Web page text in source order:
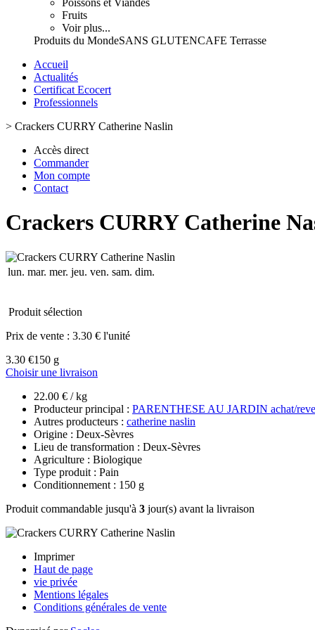
Poissons et Viandes
Fruits
Voir plus...
Produits du MondeSANS GLUTENCAFE Terrasse
Accueil
Actualités
Certificat Ecocert
Professionnels
> Crackers CURRY Catherine Naslin
Accès direct
Commander
Mon compte
Contact
Crackers CURRY Catherine
lun. mar. mer. jeu. ven. sam. dim.
Produit sélection
Prix de vente : 3.30 € l'unité
3.30 €150 g
Choisir une livraison
22.00 € / kg
Producteur principal : PARENTHESE AU JARDIN achat/
Autres producteurs : catherine naslin
Origine : Deux-Sèvres
Lieu de transformation : Deux-Sèvres
Agriculture : Biologique
Type produit : Pain
Conditionnement : 150 g
Produit commandable jusqu'à 3 jour(s) avant la livraison
Imprimer
Haut de page
vie privée
Mentions légales
Conditions générales de vente